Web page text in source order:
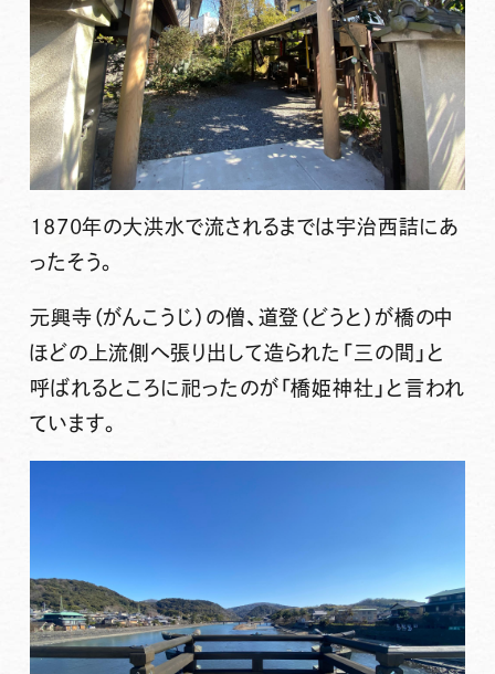
1870年の大洪水で流されるまでは宇治西詰にあ
ったそう。
元興寺（がんこうじ）の僧、道登（どうと）が橋の中
ほどの上流側へ張り出して造られた「三の間」と
呼ばれるところに祀ったのが「橋姫神社」と言われ
ています。